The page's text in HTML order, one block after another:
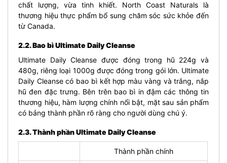
chất lượng, vừa tinh khiết. North Coast Naturals là
thương hiệu thực phẩm bổ sung chăm sóc sức khỏe đến
từ Canada.
2.2. Bao bì Ultimate Daily Cleanse
Ultimate Daily Cleanse được đóng trong hũ 224g và
480g, riêng loại 1000g được đóng trong gói lớn. Ultimate
Daily Cleanse có bao bì kết hợp màu vàng và trắng, nắp
hũ đen đặc trưng. Bên trên bao bì in đậm các thông tin
thương hiệu, hàm lượng chính nổi bật, mặt sau sản phẩm
có bảng thành phần rõ ràng cho người dùng chú ý.
2.3. Thành phần Ultimate Daily Cleanse
Thành phần chính